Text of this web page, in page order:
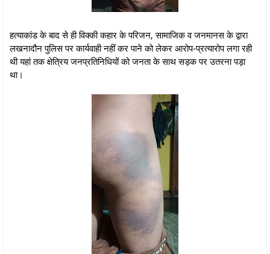
हत्याकांड के बाद से ही विक्की कहार के परिजन, सामाजिक व जनमानस के द्वारा
लखनादौन पुलिस पर कार्यवाही नहीं कर पाने को लेकर आरोप-प्रत्यारोप लगा रही
थी यहां तक क्षेत्रिय जनप्रतिनिधियों को जनता के साथ सड़क पर उतरना पड़ा
था।